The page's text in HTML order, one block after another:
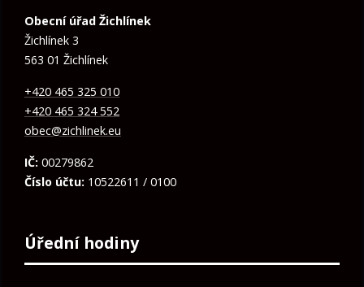
Obecní úřad Žichlínek
Žichlínek 3
563 01 Žichlínek
+420 465 325 010
+420 465 324 552
obec@zichlinek.eu
IČ: 00279862
Číslo účtu: 10522611 / 0100
Úřední hodiny